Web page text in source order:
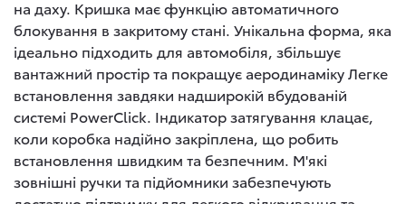
на даху. Кришка має функцію автоматичного
блокування в закритому стані. Унікальна форма, яка
ідеально підходить для автомобіля, збільшує
вантажний простір та покращує аеродинаміку Легке
встановлення завдяки надширокій вбудованій
системі PowerClick. Індикатор затягування клацає,
коли коробка надійно закріплена, що робить
встановлення швидким та безпечним. М'які
зовнішні ручки та підйомники забезпечують